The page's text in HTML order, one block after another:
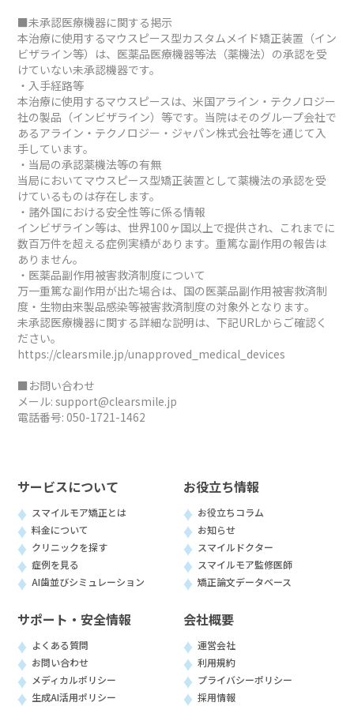
■未承認医療機器に関する掲示
本治療に使用するマウスピース型カスタムメイド矯正装置（イン
ビザライン等）は、医薬品医療機器等法（薬機法）の承認を受
けていない未承認機器です。
・入手経路等
本治療に使用するマウスピースは、米国アライン・テクノロジー
社の製品（インビザライン）等です。当院はそのグループ会社で
あるアライン・テクノロジー・ジャパン株式会社等を通じて入
手しています。
・当局の承認薬機法等の有無
当局においてマウスピース型矯正装置として薬機法の承認を受
けているものは存在します。
・諸外国における安全性等に係る情報
インビザライン等は、世界100ヶ国以上で提供され、これまでに
数百万件を超える症例実績があります。重篤な副作用の報告は
ありません。
・医薬品副作用被害救済制度について
万一重篤な副作用が出た場合は、国の医薬品副作用被害救済制
度・生物由来製品感染等被害救済制度の対象外となります。
未承認医療機器に関する詳細な説明は、下記URLからご確認く
ださい。
https://clearsmile.jp/unapproved_medical_devices
■お問い合わせ
メール: support@clearsmile.jp
電話番号: 050-1721-1462
サービスについて
スマイルモア矯正とは
料金について
クリニックを探す
症例を見る
AI歯並びシミュレーション
お役立ち情報
お役立ちコラム
お知らせ
スマイルドクター
スマイルモア監修医師
矯正論文データベース
サポート・安全情報
よくある質問
お問い合わせ
メディカルポリシー
生成AI活用ポリシー
会社概要
運営会社
利用規約
プライバシーポリシー
採用情報